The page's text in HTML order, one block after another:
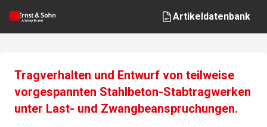
Artikeldatenbank
Tragverhalten und Entwurf von teilweise
vorgespannten Stahlbeton-Stabtragwerken
unter Last- und Zwangbeanspruchungen.